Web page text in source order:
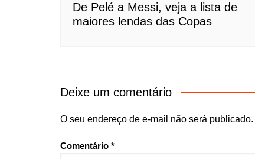
De Pelé a Messi, veja a lista de
maiores lendas das Copas
Deixe um comentário
O seu endereço de e-mail não será publicado.
Comentário *